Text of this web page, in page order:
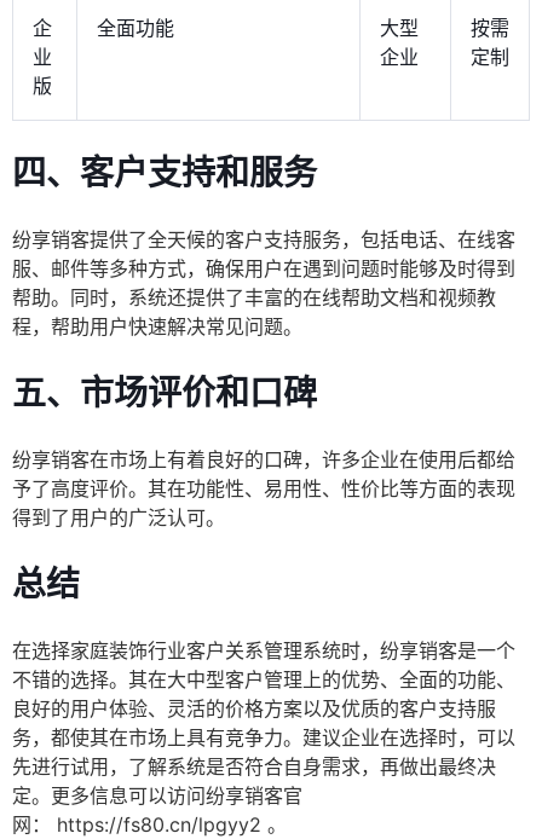
企
业
版
全面功能
大型
企业
按需
定制
四、客户支持和服务
纷享销客提供了全天候的客户支持服务，包括电话、在线客
服、邮件等多种方式，确保用户在遇到问题时能够及时得到
帮助。同时，系统还提供了丰富的在线帮助文档和视频教
程，帮助用户快速解决常见问题。
五、市场评价和口碑
纷享销客在市场上有着良好的口碑，许多企业在使用后都给
予了高度评价。其在功能性、易用性、性价比等方面的表现
得到了用户的广泛认可。
总结
在选择家庭装饰行业客户关系管理系统时，纷享销客是一个
不错的选择。其在大中型客户管理上的优势、全面的功能、
良好的用户体验、灵活的价格方案以及优质的客户支持服
务，都使其在市场上具有竞争力。建议企业在选择时，可以
先进行试用，了解系统是否符合自身需求，再做出最终决
定。更多信息可以访问纷享销客官
网：
https://fs80.cn/lpgyy2 。